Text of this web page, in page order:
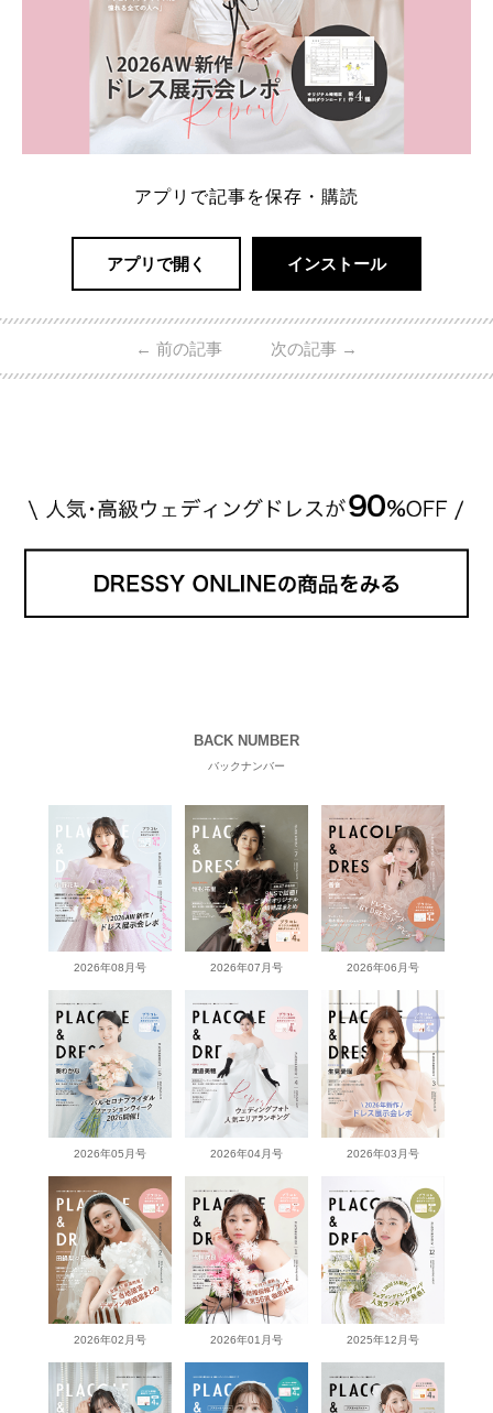
アプリで記事を保存・購読
アプリで開く インストール
← 前の記事 次の記事 →
BACK NUMBER
バックナンバー
2026年08月号 2026年07月号 2026年06月号
2026年05月号 2026年04月号 2026年03月号
2026年02月号 2026年01月号 2025年12月号